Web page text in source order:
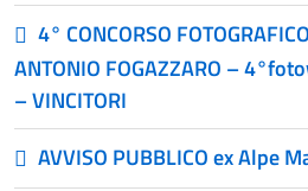
4° CONCORSO
ANTONIO FOGAZZARO –
– VINCITORI
AVVISO PUBBLICO ex Alpe